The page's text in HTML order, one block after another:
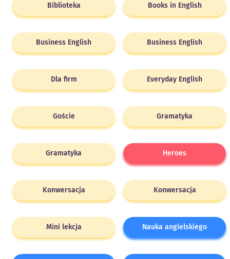
Biblioteka Books in English
Business English Business English
Dla firm Everyday English
Goście Gramatyka
Gramatyka Heroes
Konwersacja Konwersacja
Mini lekcja Nauka angielskiego